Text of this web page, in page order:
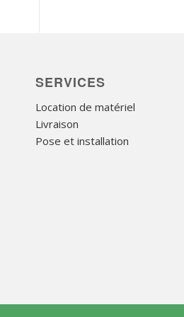
SERVICES
Location de matériel
Livraison
Pose et installation